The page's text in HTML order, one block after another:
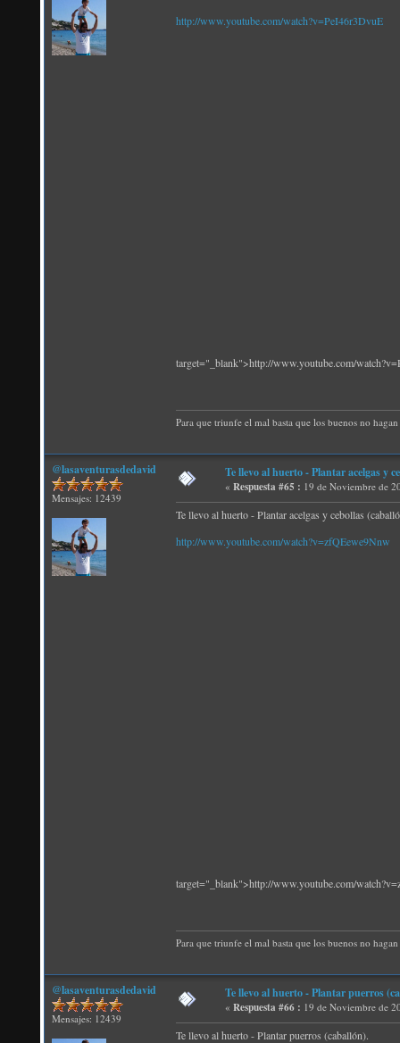
http://www.youtube.com/watch?v=PeI46r3DvuE
target="_blank">http://www.youtube.com/
Para que triunfe el mal basta que los buenos no
@lasaventurasdedavid
Mensajes: 12439
Te llevo al huerto - Plantar acelgas y
« Respuesta #65 : 19 de Noviembre de
Te llevo al huerto - Plantar acelgas y cebollas
http://www.youtube.com/watch?v=zfQEewe9Nnw
target="_blank">http://www.youtube.com/
Para que triunfe el mal basta que los buenos no
@lasaventurasdedavid
Mensajes: 12439
Te llevo al huerto - Plantar puerros
« Respuesta #66 : 19 de Noviembre de
Te llevo al huerto - Plantar puerros (caballón).